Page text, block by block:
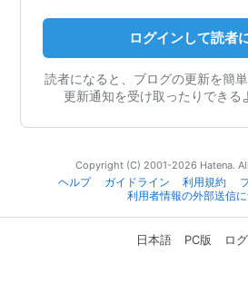
ログインして読者
読者になると、ブログの更新を簡
更新通知を受け取ったりできる
Copyright (C) 2001-2026 Hatena.
ヘルプ
ガイドライン 利用規約
利用者情報の外部送信
日本語 PC版 ロ